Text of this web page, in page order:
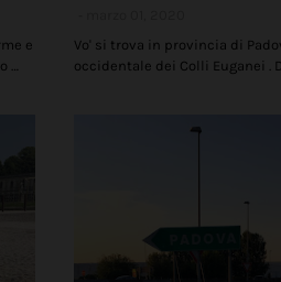
e
…
Vo' si trova in provincia di
occidentale dei Colli Euganei .